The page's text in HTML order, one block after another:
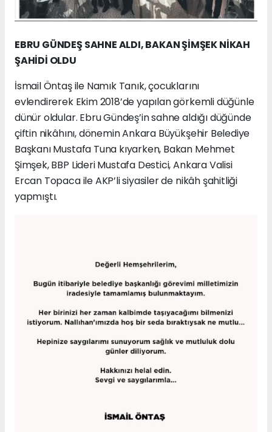
EBRU GÜNDEŞ SAHNE ALDI, BAKAN ŞİMŞEK NİKAH
ŞAHİDİ OLDU
İsmail Öntaş ile Namık Tanık, çocuklarını
evlendirerek Ekim 2018’de yapılan görkemli düğünle
dünür oldular. Ebru Gündeş’in sahne aldığı düğünde
çiftin nikâhını, dönemin Ankara Büyükşehir Belediye
Başkanı Mustafa Tuna kıyarken, Bakan Mehmet
Şimşek, BBP Lideri Mustafa Destici, Ankara Valisi
Ercan Topaca ile AKP’li siyasiler de nikâh şahitliği
yapmıştı.